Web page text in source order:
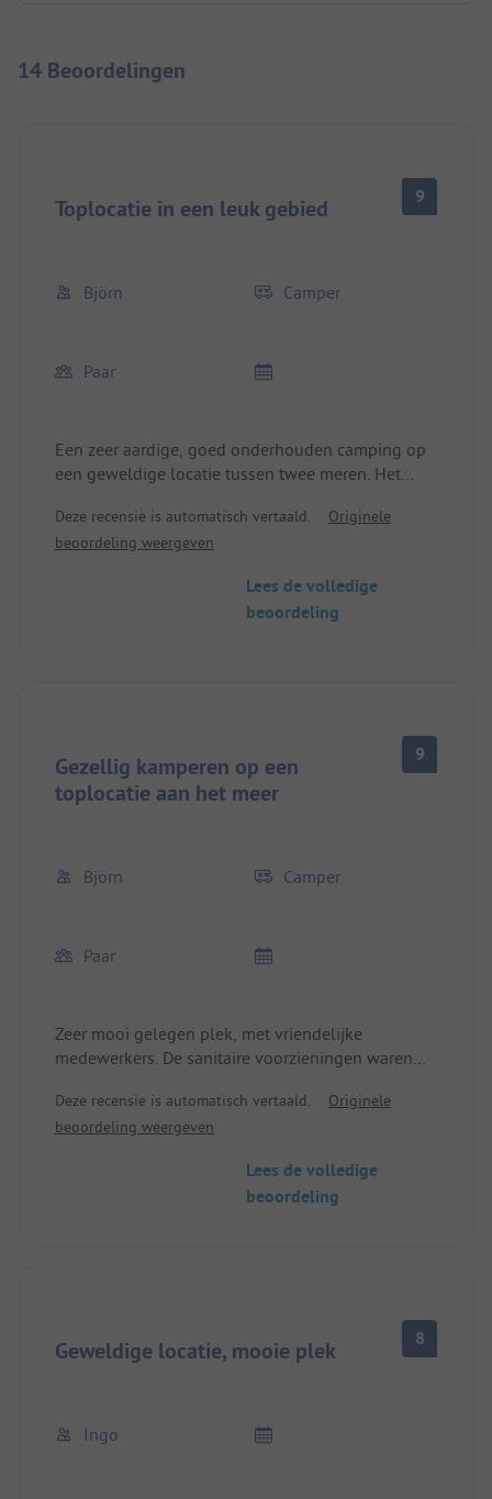
14 Beoordelingen
Toplocatie in een leuk gebied 9
Björn Camper
Paar
Een zeer aardige, goed onderhouden camping op
een geweldige locatie tussen twee meren. Het
Deze recensie is automatisch vertaald.
Originele
beoordeling weergeven
Lees de volledige
beoordeling
Gezellig kamperen op een
toplocatie aan het meer
9
Björn Camper
Paar
Zeer mooi gelegen plek, met vriendelijke
medewerkers. De sanitaire voorzieningen waren
naar de Astrid Lindgren-locaties.
Deze recensie is automatisch vertaald.
Originele
beoordeling weergeven
Lees de volledige
beoordeling
Geweldige locatie, mooie plek 8
Ingo